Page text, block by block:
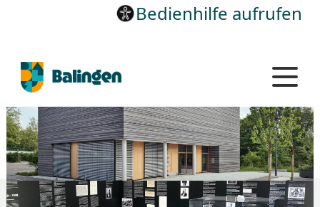
Bedienhilfe aufrufen